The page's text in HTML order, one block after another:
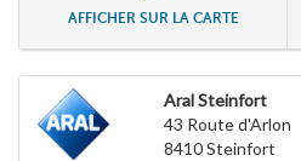
AFFICHER SUR LA CARTE
Aral Steinfort
43 Route d'Arlon
8410Steinfort